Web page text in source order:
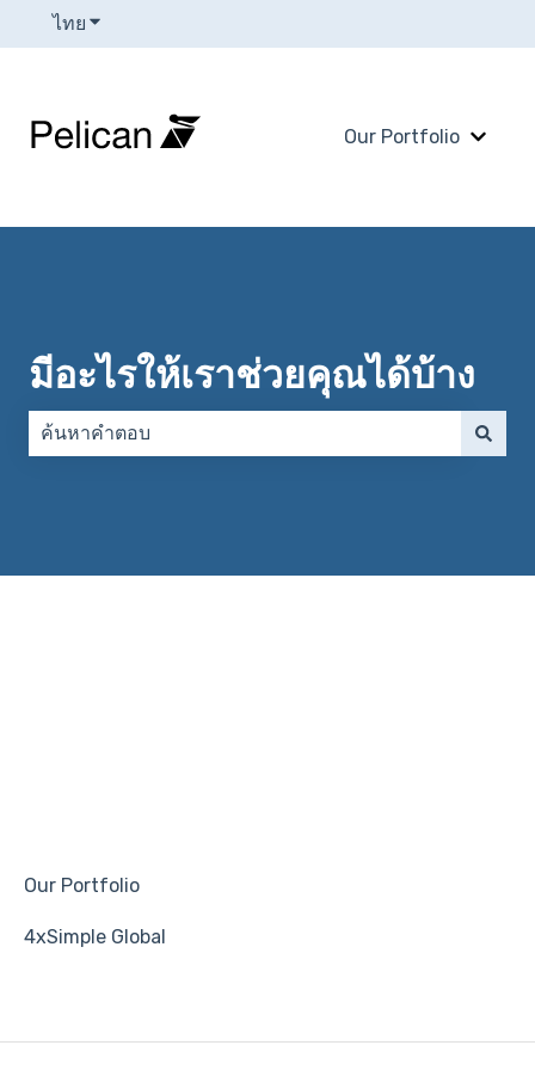
ไทย แสดงเมนูย่อยสำหรับการแปล
Our Portfolio
แสดง
มีอะไรให้เราช่วยคุณได้บ้าง
Our Portfolio
4xSimple Global